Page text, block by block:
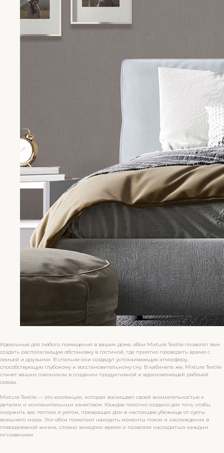
Идеальные для любого помещения в вашем доме, обои Mixture Textile позволят вам
создать располагающую обстановку в гостиной, где приятно проводить время с
семьей и друзьями. В спальне они создадут успокаивающую атмосферу,
способствующую глубокому и восстановительному сну. В кабинете же, Mixture Textile
станет вашим союзником в создании продуктивной и вдохновляющей рабочей
среды.
Mixture Textile — это коллекция, которая восхищает своей внимательностью к
деталям и исключительным качеством. Каждое полотно создано для того, чтобы
окружить вас теплом и уютом, превращая дом в настоящее убежище от суеты
внешнего мира. Эти обои помогают находить моменты покоя и наслаждения в
повседневной жизни, словно замедляя время и позволяя насладиться каждым
мгновением.